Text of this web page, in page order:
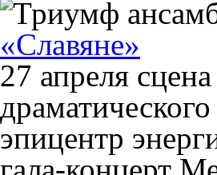
«Славяне»
27 апреля
эпицентр